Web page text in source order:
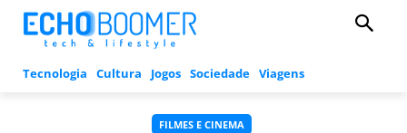
Tecnologia Cultura Jogos Sociedade Viagens
FILMES E CINEMA